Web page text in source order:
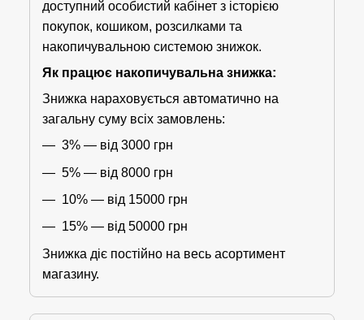
доступний особистий кабінет з історією
покупок, кошиком, розсилками та
накопичувальною системою знижок.
Як працює накопичувальна знижка:
Знижка нараховується автоматично на
загальну суму всіх замовлень:
3% — від 3000 грн
5% — від 8000 грн
10% — від 15000 грн
15% — від 50000 грн
Знижка діє постійно на весь асортимент
магазину.